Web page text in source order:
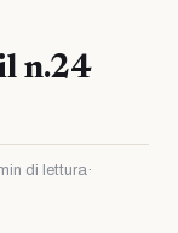
n.24
di lettura·